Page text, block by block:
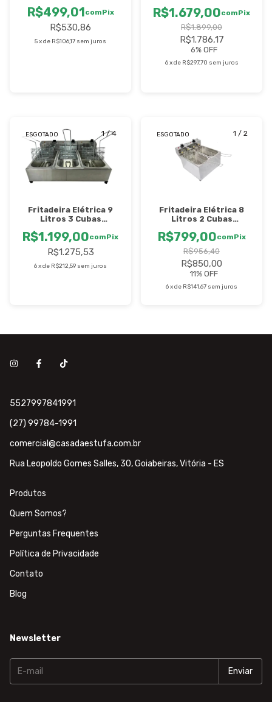
R$530,86
5xde R$106,17 sem juros
R$499,01 comPix
R$1.786,17
R$1.899,00
6% OFF
6 xde R$297,70 sem juros
R$1.679,00comPix
1/4
ESGOTADO
Fritadeira Elétrica 9
Litros 3 Cubas
STEVAN
R$1.275,53
6xde R$212,59 sem juros
R$1.199,00comPix
1 / 2
ESGOTADO
Fritadeira Elétrica 8
Litros 2 Cubas
- STEVAN
R$850,00
R$956,40
11% OFF
6xde R$141,67 sem juros
R$799,00comPix
5527997841991
(27) 99784-1991
comercial@casadaestufa.com.br
Rua Leopoldo Gomes Salles, 30, Goiabeiras, Vitória - ES
Produtos
Quem Somos?
Perguntas Frequentes
Política de Privacidade
Contato
Blog
Newsletter